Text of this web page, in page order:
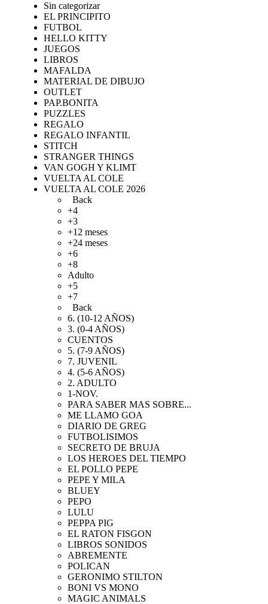
Sin categorizar
EL PRINCIPITO
FUTBOL
HELLO KITTY
JUEGOS
LIBROS
MAFALDA
MATERIAL DE DIBUJO
OUTLET
PAP.BONITA
PUZZLES
REGALO
REGALO INFANTIL
STITCH
STRANGER THINGS
VAN GOGH Y KLIMT
VUELTA AL COLE
VUELTA AL COLE 2026
Back
+4
+3
+12 meses
+24 meses
+6
+8
Adulto
+5
+7
Back
6. (10-12 AÑOS)
3. (0-4 AÑOS)
CUENTOS
5. (7-9 AÑOS)
7. JUVENIL
4. (5-6 AÑOS)
2. ADULTO
1-NOV.
PARA SABER MAS SOBRE...
ME LLAMO GOA
DIARIO DE GREG
FUTBOLISIMOS
SECRETO DE BRUJA
LOS HEROES DEL TIEMPO
EL POLLO PEPE
PEPE Y MILA
BLUEY
PEPO
LULU
PEPPA PIG
EL RATON FISGON
LIBROS SONIDOS
ABREMENTE
POLICAN
GERONIMO STILTON
BONI VS MONO
MAGIC ANIMALS